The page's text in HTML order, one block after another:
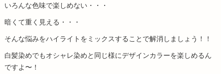
いろんな色味で楽しめない・・・
暗くて重く見える・・・
そんな悩みをハイライトをミックスすることで解消しましょう！！
白髪染めでもオシャレ染めと同じ様にデザインカラーを楽しめるん
ですよ〜！